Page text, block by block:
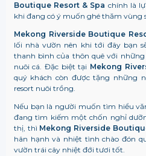
Boutique Resort & Spa chính là
khi đang có ý muốn ghé thăm vùng
Mekong Riverside Boutique
lối nhà vườn nên khi tới đây bạn
thanh bình của thôn quê với
nuôi cá. Đặc biệt tại Mekong
quý khách còn được tặng những
resort nuôi trồng.
Nếu bạn là người muốn tìm hiểu
đang tìm kiếm một chốn nghỉ
thị, thì Mekong Riverside
hân hạnh và nhiệt tình chào đón
vườn trái cây nhiệt đới tươi tốt.